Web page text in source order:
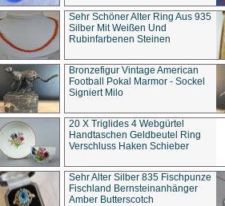
Sehr Schöner Alter Ring Aus 935
Silber Mit Weißen Und
Rubinfarbenen Steinen
Bronzefigur Vintage American
Football Pokal Marmor - Sockel
Signiert Milo
20 X Triglides 4 Webgürtel
Handtaschen Geldbeutel Ring
Verschluss Haken Schieber
Sehr Alter Silber 835 Fischpunze
Fischland Bernsteinanhänger
Amber Butterscotch